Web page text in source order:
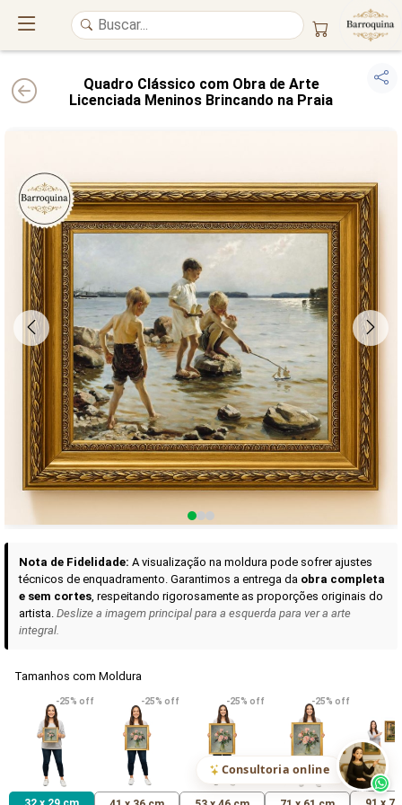
UM ATELIÊ 100% FINE ART
Trazemos a imponência das maiores obras de arte do mundo
para o
alto padrão da sua casa. Nosso acervo reúne a genialidade degrandes
pintores renomados, resgatandoartes reais e o requinte inconfundível
das obras doséculo XIX. Produção artesanal emCanvas 100% Algodão
,
molduras emMadeira Maciçae impressão comPigmentação Mineral
QUALIDADE DE MUSEU GARANTIA ETERNA
Curadoria das Campanhas
A seleção de obras-primas apresentadas em nossos vídeos nas redes
sociais, reunidas aqui para sua apreciação.
VER DETALHES
Madona de Loreto
R$ 538,42
VER DETALHES
Narciso- caravaggio
R$ 365,92
VER
Maria
uma Rosa
R$ 365,92
Consultoria online
Quadro Clássico com Obra de Arte
Licenciada Meninos Brincando na Praia
Nota de Fidelidade: A visualização na moldura pode sofrer ajustes
técnicos de enquadramento. Garantimos a entrega da obra completa
e sem cortes, respeitando rigorosamente as proporções originais do
artista. Deslize a imagem principal para a esquerda para ver a arte
integral.
Tamanhos com Moldura
-25% off -25% off -25% off -25% off